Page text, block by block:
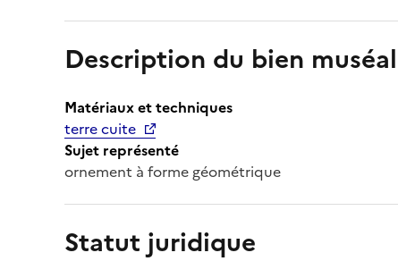
Description du bien muséal
Matériaux et techniques
terre cuite
Sujet représenté
ornement à forme géométrique
Statut juridique